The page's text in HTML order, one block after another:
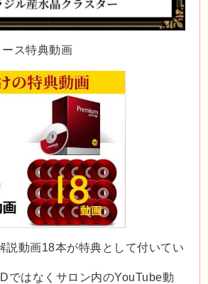
ス特典動画
説動画18本が特典として付いてい
ではなくサロン内のYouTube動